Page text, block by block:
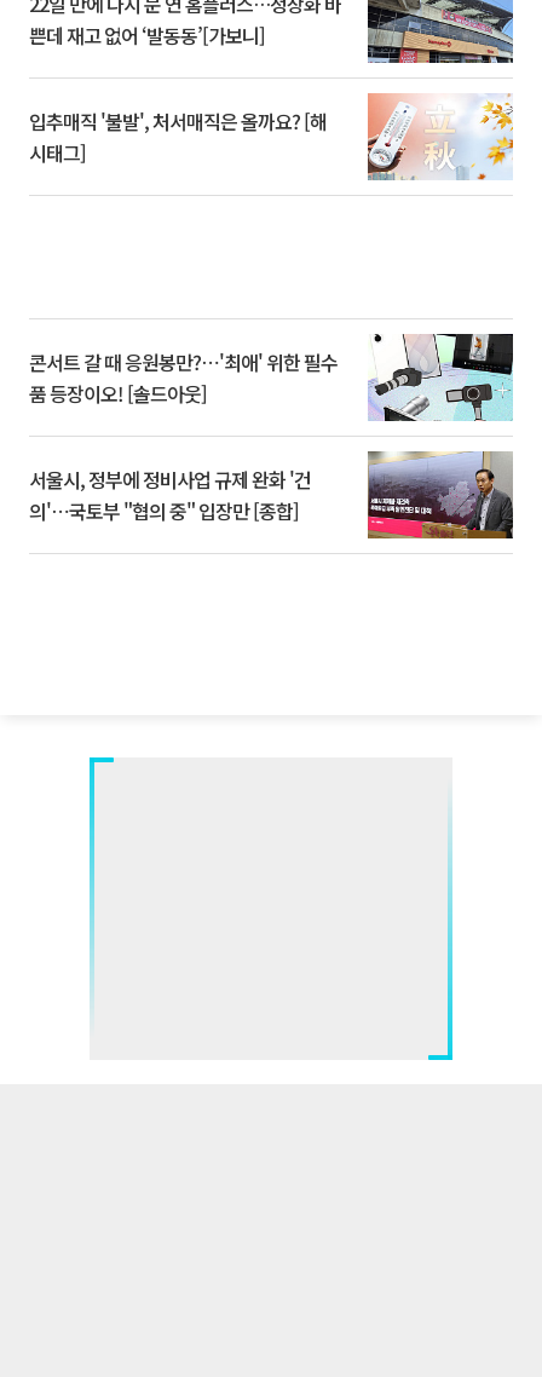
쁜데 재고 없어 ‘발동동’[가보니]
입추매직 '불발', 처서매직은 올까요? [해
시태그]
콘서트 갈 때 응원봉만?⋯'최애' 위한 필수
품 등장이오! [솔드아웃]
서울시, 정부에 정비사업 규제 완화 '건
의'⋯국토부 "협의 중" 입장만 [종합]